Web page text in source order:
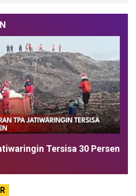
Tersisa 30 Persen